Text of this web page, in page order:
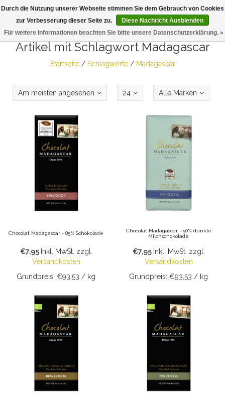
Artikel mit Schlagwort Madagascar
Startseite/ Schlagworte/ Madagascar
Am meisten angesehen 24 Alle Marken
Chocolat Madagascar - 85% Schokolade
€7,95 Inkl. MwSt. zzgl.
Versandkosten
Grundpreis: €93,53 / kg
Chocolat Madagascar - 50% dunkle
Milchschokolade
€7,95 Inkl. MwSt. zzgl.
Versandkosten
Grundpreis: €93,53 / kg
Durch die Nutzung unserer Webseite stimmen Sie dem Gebrauch von Cookies
zur Verbesserung dieser Seite zu.
Diese Nachricht Ausblenden
Für weitere Informationen beachten Sie bitte unsere Datenschutzerklärung. »